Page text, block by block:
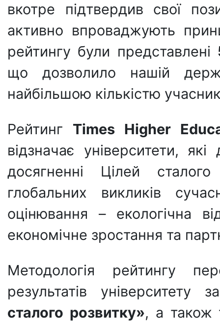
вкотре підтвердив свої
активно впроваджують
рейтингу були представлені
що дозволило нашій
найбільшою кількістю
Рейтинг Times Higher
відзначає університети,
досягненні Цілей
глобальних викликів
оцінювання – екологічна
економічне зростання та
Методологія рейтингу
результатів університету
сталого розвитку», а також